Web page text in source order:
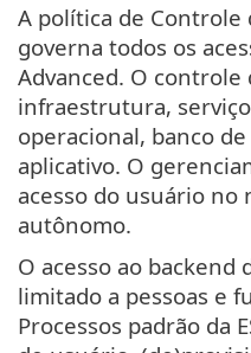
A política de Controle
governa todos os
Advanced. O controle
infraestrutura,
operacional, banco
aplicativo. O
acesso do usuário no
autônomo.
O acesso ao backend
limitado a pessoas e
Processos padrão da